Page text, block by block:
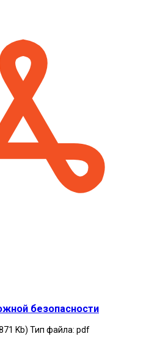
безопасности
Kb) Тип файла: pdf